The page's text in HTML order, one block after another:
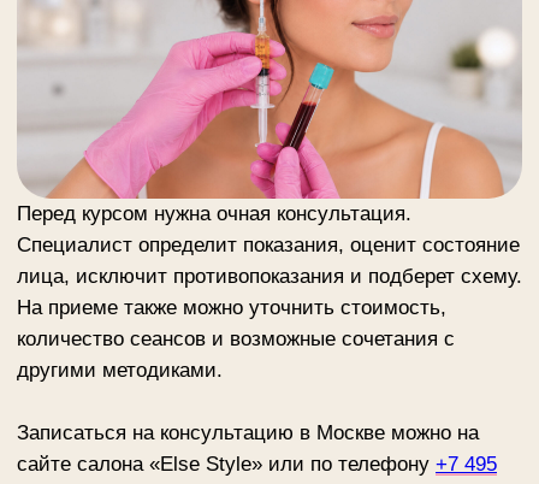
12 000 ₽
ЛИЦО + ШЕЯ 17 000 ₽
ЛИЦО + ШЕЯ + ДЕКОЛЬТЕ 19 000 ₽
РУКИ 10 000 ₽
ШЕЯ 7 000 ₽
Адмирала Макарова, 6/13
м. Водный стадион
ежедневно 10.00 - 22.00
+ 7 (495) 234-4444 доб.3
Записаться